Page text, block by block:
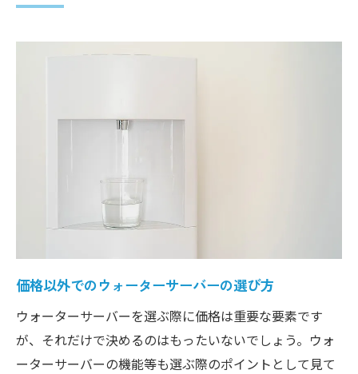
価格以外でのウォーターサーバーの選び方
ウォーターサーバーを選ぶ際に価格は重要な要素です
が、それだけで決めるのはもったいないでしょう。ウォ
ーターサーバーの機能等も選ぶ際のポイントとして見て